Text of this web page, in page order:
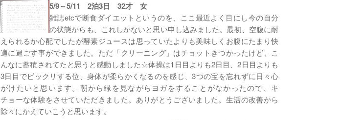
5/9～5/11 2泊3日 32才 女
雑誌etcで断食ダイエットというのを、ここ最近よく目にし今の自分
の状態からも、これしかないと思い申し込みました。最初、空腹に耐
えられるか心配でしたが酵素ジュースは思っていたよりも美味しくお腹にたまり快
適に過ごす事ができました。ただ「クリーニング」はチョットきつかったけど、こ
んなに蓄積されてたと思うと感動しました☆体操は1日目よりも2日目、2日目よりも
3日目でビックリする位、身体が柔らかくなるのを感じ、3つの宝を忘れずに日々心
がけたいと思います。朝から緑を見ながらヨガをすることがなかったので、キ
チョーな体験をさせていただきました。ありがとうございました。生活の改善から
除々にかえていこうと思います。